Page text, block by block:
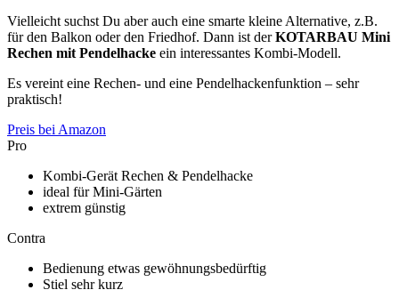
Vielleicht suchst Du aber auch eine smarte kleine Alternative, z.B.
für den Balkon oder den Friedhof. Dann ist derKOTARBAU Mini
Rechen mit Pendelhacke ein interessantes Kombi-Modell.
Es vereint eine Rechen- und eine Pendelhackenfunktion – sehr
praktisch!
Preis bei Amazon
Pro
Kombi-Gerät Rechen & Pendelhacke
ideal für Mini-Gärten
extrem günstig
Contra
Bedienung etwas gewöhnungsbedürftig
Stiel sehr kurz